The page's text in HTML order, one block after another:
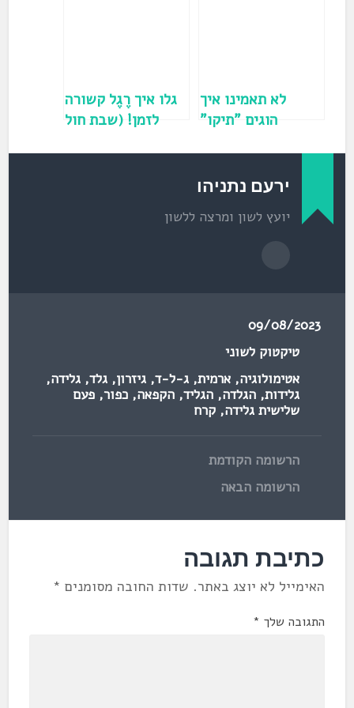
)
לא תאמינו איך
הוגים "תיקו"
גלו איך רֶגֶל קשורה
לזמן! (שבת חול
ירעם נתניהו
יועץ לשון ומרצה ללשון
09/08/2023
טיקטוק לשוני
אטימולוגיה,ארמית,ג-ל-ד,גיזרון,גלד,גלידה,
גלידות,הגלדה,הגליד,הקפאה,כפור,פעם
שלישית גלידה,קרח
הרשומה הקודמת
הרשומה הבאה
כתיבת תגובה
האימייל לא יוצג באתר. שדות החובה מסומנים *
התגובה שלך *